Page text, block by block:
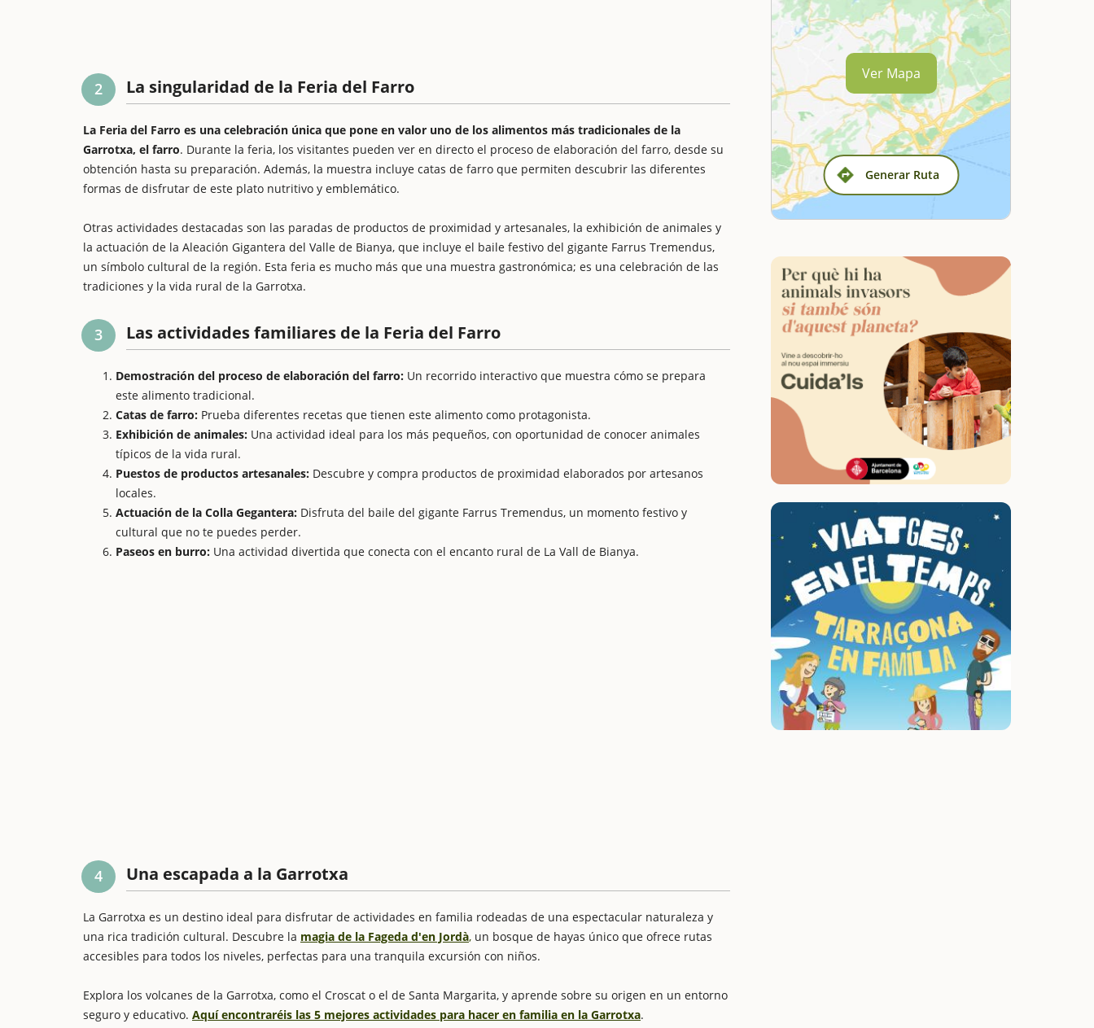
2 La singularidad de la Feria del Farro
La Feria del Farro es una celebración única que pone en valor uno de los alimentos más tradicionales de la
Garrotxa, el farro. Durante la feria, los visitantes pueden ver en directo el proceso de elaboración del farro, desde su
obtención hasta su preparación. Además, la muestra incluye catas de farro que permiten descubrir las diferentes
formas de disfrutar de este plato nutritivo y emblemático.
Otras actividades destacadas son las paradas de productos de proximidad y artesanales, la exhibición de animales y
la actuación de la Aleación Gigantera del Valle de Bianya, que incluye el baile festivo del gigante Farrus Tremendus,
un símbolo cultural de la región. Esta feria es mucho más que una muestra gastronómica; es una celebración de las
tradiciones y la vida rural de la Garrotxa.
3 Las actividades familiares de la Feria del Farro
Demostración del proceso de elaboración del farro: Un recorrido interactivo que muestra cómo se prepara
este alimento tradicional.
Catas de farro: Prueba diferentes recetas que tienen este alimento como protagonista.
Exhibición de animales: Una actividad ideal para los más pequeños, con oportunidad de conocer animales
típicos de la vida rural.
Puestos de productos artesanales: Descubre y compra productos de proximidad elaborados por artesanos
locales.
Actuación de la Colla Gegantera: Disfruta del baile del gigante Farrus Tremendus, un momento festivo y
cultural que no te puedes perder.
Paseos en burro: Una actividad divertida que conecta con el encanto rural de La Vall de Bianya.
4 Una escapada a la Garrotxa
La Garrotxa es un destino ideal para disfrutar de actividades en familia rodeadas de una espectacular naturaleza y
una rica tradición cultural. Descubre la magia de la Fageda d'en Jordà, un bosque de hayas único que ofrece rutas
accesibles para todos los niveles, perfectas para una tranquila excursión con niños.
Explora los volcanes de la Garrotxa, como el Croscat o el de Santa Margarita, y aprende sobre su origen en un entorno
seguro y educativo. Aquí encontraréis las 5 mejores actividades para hacer en familia en la Garrotxa.
Generar Ruta
Ver Mapa